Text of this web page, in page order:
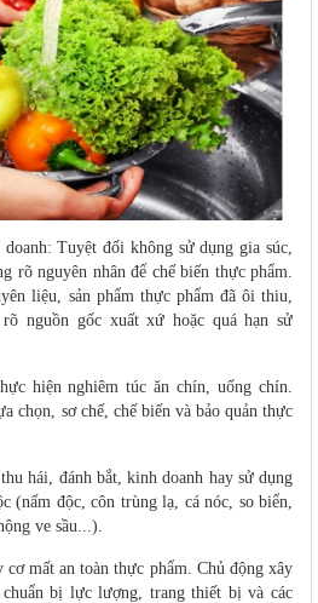
Tuyệt đối không sử dụng gia súc,
rõ nguyên nhân để chế biến thực phẩm.
liệu, sản phẩm thực phẩm đã ôi thiu,
nguồn gốc xuất xứ hoặc quá hạn sử
hiện nghiêm túc ăn chín, uống chín.
chọn, sơ chế, chế biến và bảo quản thực
hái, đánh bắt, kinh doanh hay sử dụng
(nấm độc, côn trùng lạ, cá nóc, so biển,
ve sầu...).
cơ mất an toàn thực phẩm. Chủ động xây
bị lực lượng, trang thiết bị và các